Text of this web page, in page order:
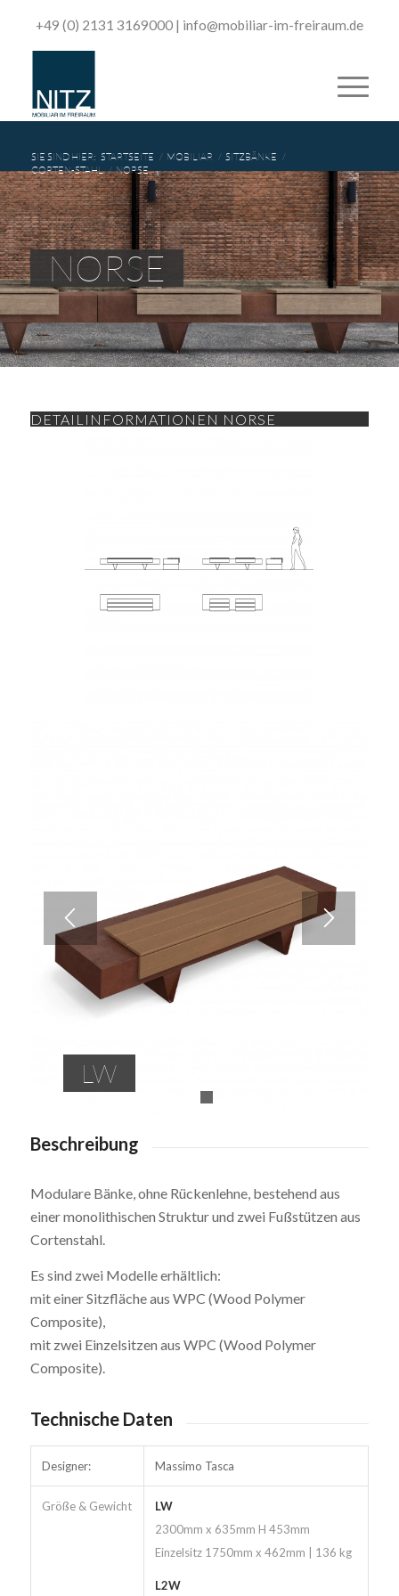
+49 (0) 2131 3169000| ­info@mobiliar-im-freiraum.de
SIE SIND HIER: STARTSEITE / MOBILIAR / SITZBÄNKE /
CORTEN-STAHL / NORSE
NORSE
DETAILINFORMATIONEN NORSE
LW
Beschreibung
Modulare Bänke, ohne Rückenlehne, bestehend aus
einer monolithischen Struktur und zwei Fußstützen aus
Cortenstahl.
Es sind zwei Modelle erhältlich:
mit einer Sitzfläche aus WPC (Wood Polymer
Composite),
mit zwei Einzelsitzen aus WPC (Wood Polymer
Composite).
Technische Daten
Designer: Massimo Tasca
Größe & Gewicht
LW
2300mm x 635mm H 453mm
Einzelsitz 1750mm x 462mm | 136 kg
L2W